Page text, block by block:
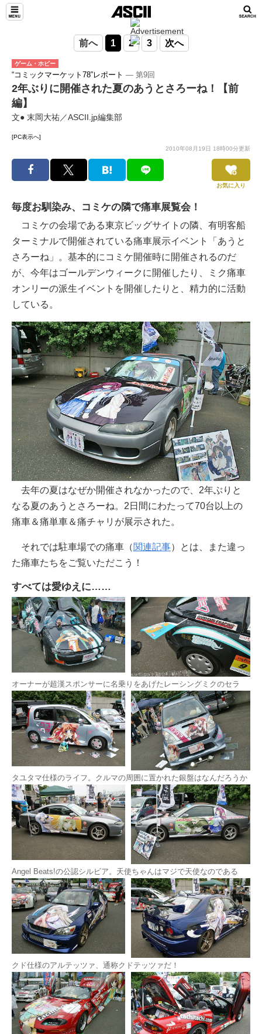
前へ 1 2 3 次へ
ゲーム・ホビー
“コミックマーケット78”レポート ― 第9回
2年ぶりに開催された夏のあうとさろーね！【前
編】
文● 末岡大祐／ASCII.jp編集部
[PC表示へ]
2010年08月19日 18時00分更新
お気に入り
毎度お馴染み、コミケの隣で痛車展覧会！
コミケの会場である東京ビッグサイトの隣、有明客船
ターミナルで開催されている痛車展示イベント「あうと
さろーね」。基本的にコミケ開催時に開催されるのだ
が、今年はゴールデンウィークに開催したり、ミク痛車
オンリーの派生イベントを開催したりと、精力的に活動
している。
去年の夏はなぜか開催されなかったので、2年ぶりと
なる夏のあうとさろーね。2日間にわたって70台以上の
痛車＆痛単車＆痛チャリが展示された。
それでは駐車場での痛車（関連記事）とは、また違っ
た痛車たちをご覧いただこう！
すべては愛ゆえに……
オーナーが超漢スポンサーに名乗りをあげたレーシングミクのセラ
タユタマ仕様のライフ。クルマの周囲に置かれた銀盤はなんだろうか
Angel Beats!の公認シルビア。天使ちゃんはマジで天使なのである
クド仕様のアルテッツァ、通称クドテッツァだ！